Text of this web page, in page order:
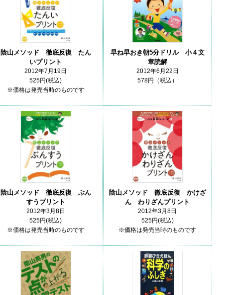
陰山メソッド 徹底反復 たん
いプリント
2012年7月19日
525円(税込)
※価格は発売当時のものです
早ね早おき朝5分ドリル 小４文
章読解
2012年6月22日
578円（税込）
陰山メソッド 徹底反復 ぶん
すうプリント
2012年3月8日
525円(税込)
※価格は発売当時のものです
陰山メソッド 徹底反復 かけざ
ん わりざんプリント
2012年3月8日
525円(税込)
※価格は発売当時のものです